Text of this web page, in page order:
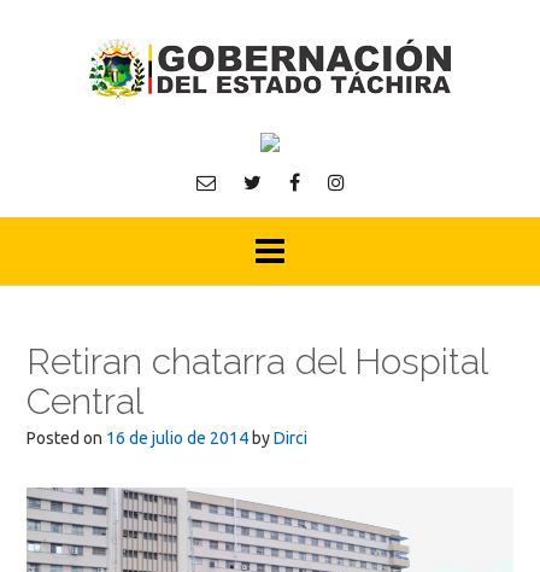
Retiran chatarra del Hospital
Central
Posted on 16 de julio de 2014 byDirci